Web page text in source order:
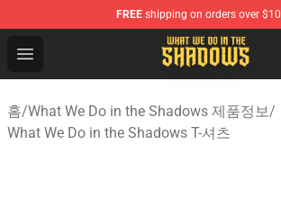
FREE shipping on orders over
Open menu
What We Do in the Shadows Shop
홈/What We Do in the Shadows 제품정보/
What We Do in the Shadows T-셔츠